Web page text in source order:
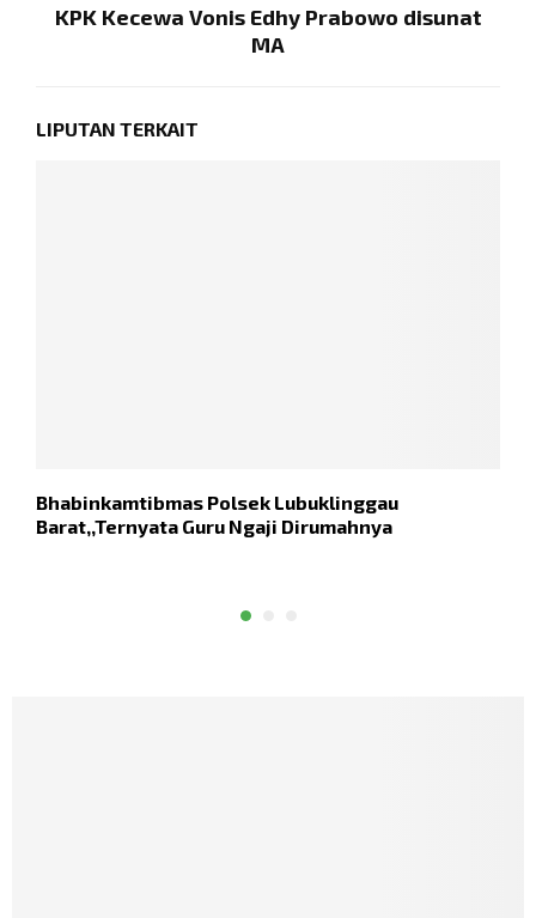
KPK Kecewa Vonis Edhy Prabowo disunat
MA
LIPUTAN TERKAIT
Bhabinkamtibmas Polsek Lubuklinggau
Barat,,Ternyata Guru Ngaji Dirumahnya